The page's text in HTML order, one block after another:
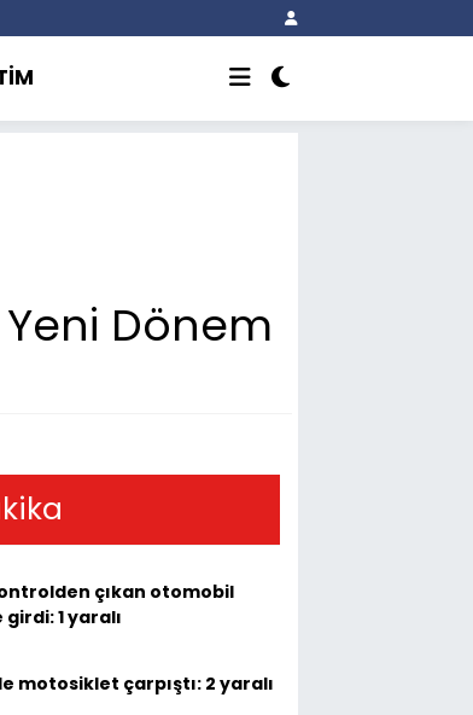
Dönem
çıkan otomobil
1 yaralı
motosiklet çarpıştı: 2 yaralı